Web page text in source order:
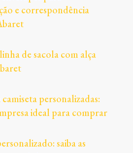
e correspondência
de sacola com alça
camiseta personalizadas:
ideal para comprar
saiba as